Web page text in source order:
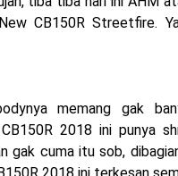
Bull KTM Factory Racing
R 2023 Anniversary
Rins berhasil juara
CB150R Streetfire.
memang gak
2018 ini punya
gak cuma itu sob,
2018 ini terkesan